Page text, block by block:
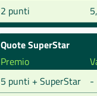
2 punti
Quote SuperStar
Premio
5 punti + SuperStar
-